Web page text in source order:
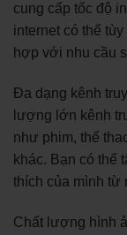
cung cấp tốc độ
internet có thể
hợp với nhu cầu
Đa dạng kênh
lượng lớn kênh
như phim, thể
khác. Bạn có thể
thích của mình từ
Chất lượng hình